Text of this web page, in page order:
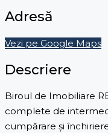
Adresă
Vezi pe Google Maps
Descriere
Biroul de Imobiliare
complete de
cumpărare și